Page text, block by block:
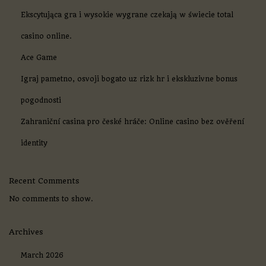
u
n
r
Ekscytująca gra i wysokie wygrane czekają w świecie total
casino online.
Ace Game
Igraj pametno, osvoji bogato uz rizk hr i ekskluzivne bonus
pogodnosti
Zahraniční casina pro české hráče: Online casino bez ověření
identity
Recent Comments
No comments to show.
Archives
March 2026